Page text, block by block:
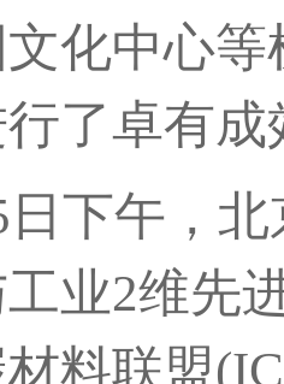
化中心
了卓有成
午，北
业2维先
料联盟